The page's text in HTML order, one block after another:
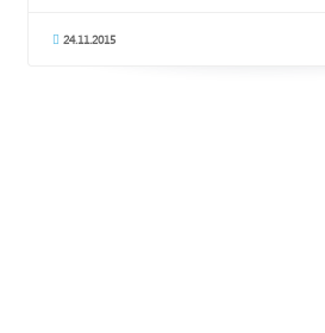
24.11.2015